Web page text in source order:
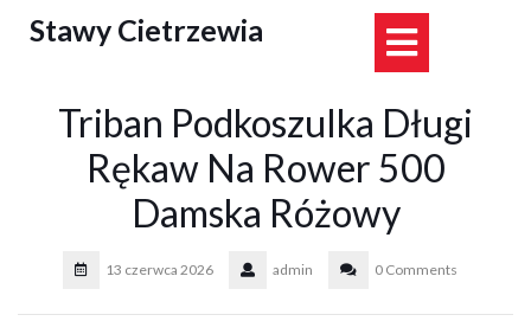
Stawy Cietrzewia
Triban Podkoszulka Długi
Rękaw Na Rower 500
Damska Różowy
13 czerwca 2026 admin 0 Comments